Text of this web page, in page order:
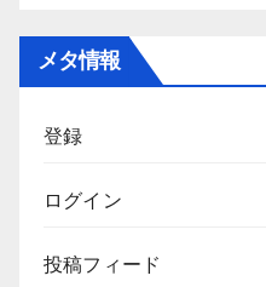
メタ情報
登録
ログイン
投稿フィード